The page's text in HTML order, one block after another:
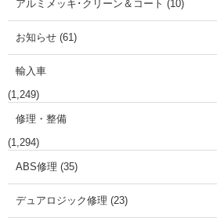
アルミメッキ･クリーン＆コート (10)
お知らせ (61)
輸入車
(1,249)
修理・整備
(1,294)
ABS修理 (35)
デュアロジック修理 (23)